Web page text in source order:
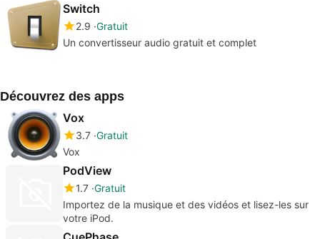
Switch
2.9 Gratuit
Un convertisseur audio gratuit et complet
Découvrez des apps
Vox
3.7 Gratuit
Vox
PodView
1.7 Gratuit
Importez de la musique et des vidéos et lisez-les sur
votre iPod.